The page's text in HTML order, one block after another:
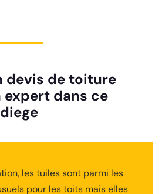
devis de toiture
dans ce
les tuiles sont parmi les
pour les toits mais elles